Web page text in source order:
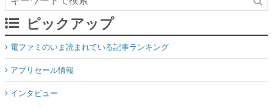
ピックアップ
電ファミのいま読まれている記事ランキング
アプリセール情報
インタビュー